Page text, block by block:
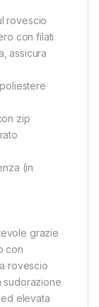
rovescio
con filati
assicura
zip
(in
grazie
con
rovescio
sudorazione
elevata